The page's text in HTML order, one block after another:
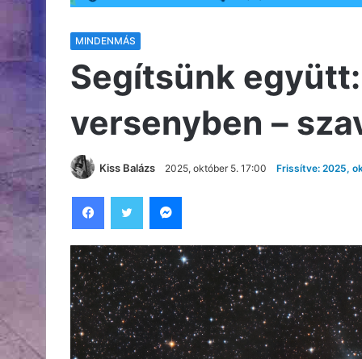
MINDENMÁS
Segítsünk
versenyben –
Kiss Balázs 2025, október 5. 17:00 Frissítve: 2025,